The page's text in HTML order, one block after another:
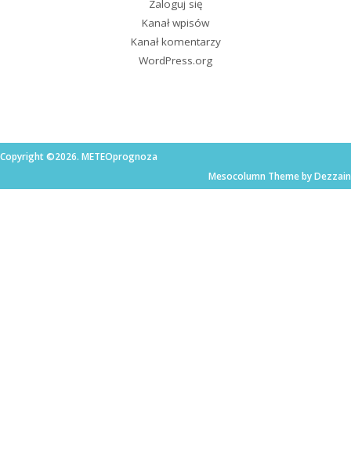
Zaloguj się
Kanał wpisów
Kanał komentarzy
WordPress.org
Copyright ©2026. METEOprognoza
Mesocolumn Theme by Dezzain